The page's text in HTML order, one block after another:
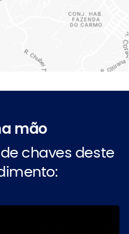
mão
chaves deste